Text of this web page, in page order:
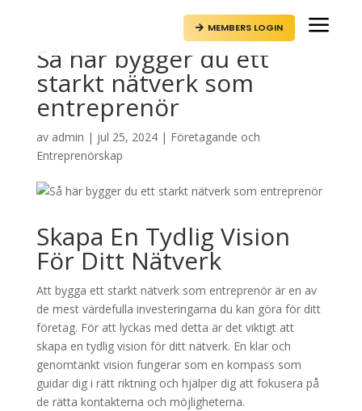
 MEMBERS LOGIN
a
Så här bygger du ett
starkt nätverk som
entreprenör
av admin | jul 25, 2024| Företagande och
Entreprenörskap
Skapa En Tydlig Vision
För Ditt Nätverk
Att bygga ett starkt nätverk som entreprenör är en av
de mest värdefulla investeringarna du kan göra för ditt
företag. För att lyckas med detta är det viktigt att
skapa en tydlig vision för ditt nätverk. En klar och
genomtänkt vision fungerar som en kompass som
guidar dig i rätt riktning och hjälper dig att fokusera på
de rätta kontakterna och möjligheterna.